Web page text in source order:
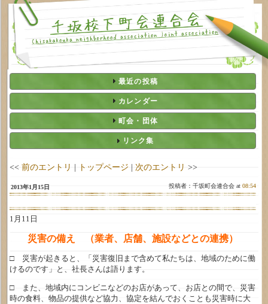
最近の投稿
カレンダー
町会・団体
リンク集
<< 前のエントリ | トップページ | 次のエントリ >>
2013年1月15日 投稿者：千坂町会連合会 at08:54
1月11日
災害の備え （業者、店舗、施設などとの連携）
□ 災害が起きると、「災害復旧まで含めて私たちは、地域のために働
けるのです」と、社長さんは語ります。
□ また、地域内にコンビニなどのお店があって、お店との間で、災害
時の食料、物品の提供など協力、協定を結んでおくことも災害時に大